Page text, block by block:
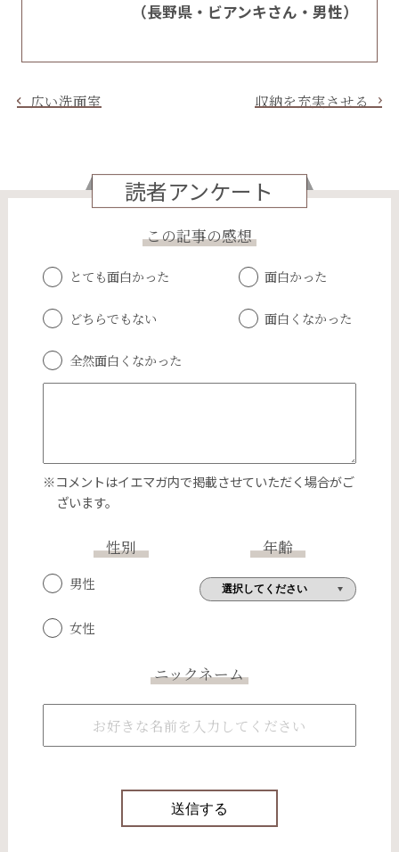
（長野県・ビアンキさん・男性）
広い洗面室 収納を充実させる
読者アンケート
この記事の感想
とても面白かった 面白かった
どちらでもない 面白くなかった
全然面白くなかった
※コメントはイエマガ内で掲載させていただく場合がご
ざいます。
性別
男性
女性
年齢
ニックネーム